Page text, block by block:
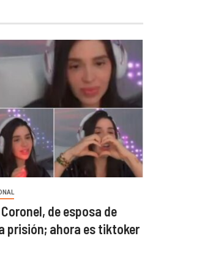
de esposa de
prisión; ahora es tiktoker